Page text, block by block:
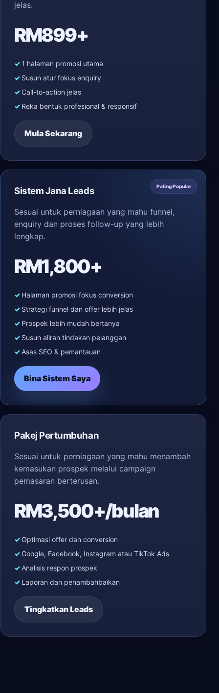
jelas.
RM899+
1 halaman promosi utama
Susun atur fokus enquiry
Call-to-action jelas
Reka bentuk profesional & responsif
Mula Sekarang
Paling Popular
Sistem Jana Leads
Sesuai untuk perniagaan yang mahu funnel,
enquiry dan proses follow-up yang lebih
lengkap.
RM1,800+
Halaman promosi fokus conversion
Strategi funnel dan offer lebih jelas
Prospek lebih mudah bertanya
Susun aliran tindakan pelanggan
Asas SEO & pemantauan
Bina Sistem Saya
Pakej Pertumbuhan
Sesuai untuk perniagaan yang mahu menambah
kemasukan prospek melalui campaign
pemasaran berterusan.
RM3,500+/bulan
Optimasi offer dan conversion
Google, Facebook, Instagram atau TikTok Ads
Analisis respon prospek
Laporan dan penambahbaikan
Tingkatkan Leads